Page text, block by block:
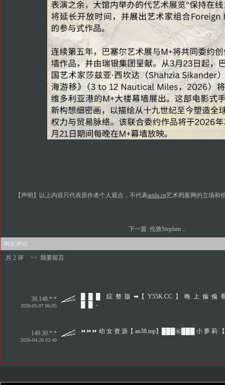
【声明】以上内容只代表原作者个人观点，不代表artda.cn艺术档案网的立场和
下一篇: 伦敦Stephen ..
网友评论
共 2 评
>> 我要留言
38.148.*.*
2026-05-07 06:05
█ █ █ 綄 整 版 ➡【 Y55K.CC 】 晚 上 偸 偸
█ █ -
149.30.*.*
2026-04-26 02:40
⏩⏩⏩ 幼 女 资 源【 an38.top】███㊙️███ 小 萝 莉 【